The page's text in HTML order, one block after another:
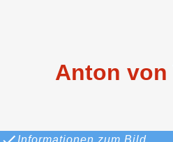
Anton von
Informationen zum Bild